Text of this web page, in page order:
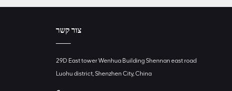
צור קשר
29D East tower Wenhua Building Shennan east road
Luohu district, Shenzhen City, China